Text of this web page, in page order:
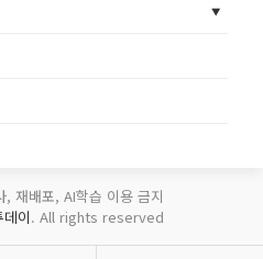
재배포, AI학습 이용 금지
데이. All rights reserved